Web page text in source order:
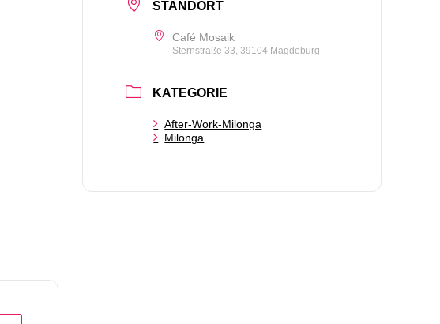
STANDORT
Café Mosaik
Sternstraße 33, 39104 Magdeburg
KATEGORIE
After-Work-Milonga
Milonga